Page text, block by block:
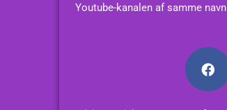
Youtube-kanalen af samme